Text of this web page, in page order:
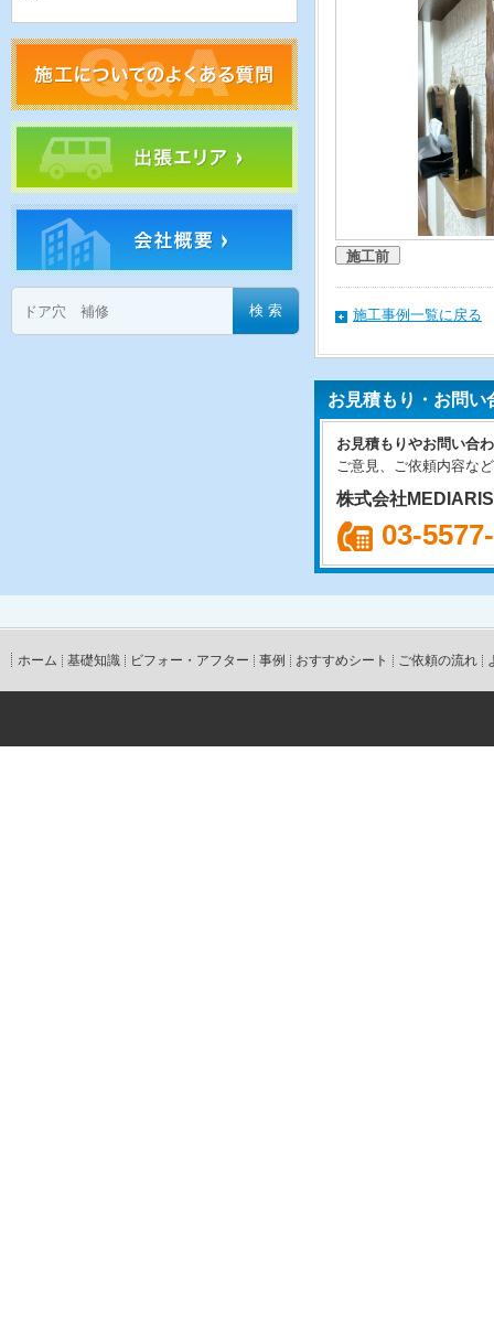
施工前
施工事例一覧に戻る
お見積もり・お問い
お見積もりやお問い合
ご意見、ご依頼内容な
株式会社
03-
ホーム 基礎知識 ビフォー・アフター 事例 おすすめシート ご依頼の流れ